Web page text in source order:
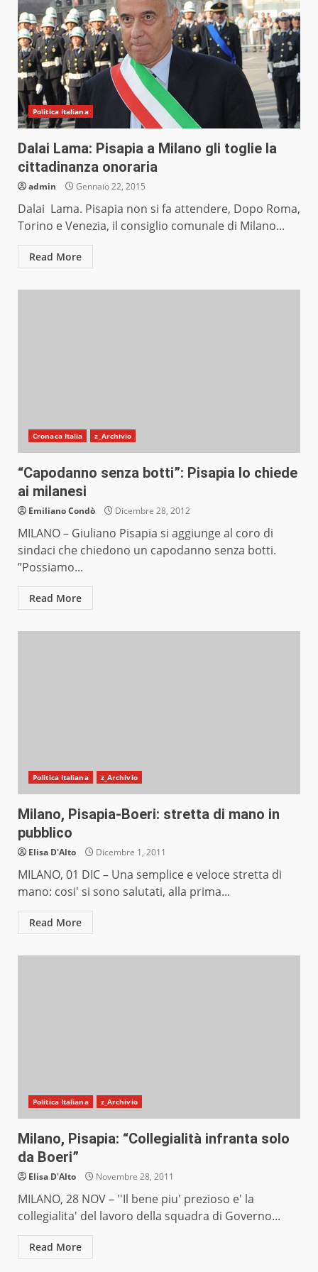
Politica Italiana
Dalai Lama: Pisapia a Milano gli toglie la
cittadinanza onoraria
admin Gennaio 22, 2015
Dalai Lama. Pisapia non si fa attendere, Dopo Roma,
Torino e Venezia, il consiglio comunale di Milano...
Read More
Cronaca Italia z_Archivio
“Capodanno senza botti”: Pisapia lo chiede
ai milanesi
Emiliano Condò Dicembre 28, 2012
MILANO – Giuliano Pisapia si aggiunge al coro di
sindaci che chiedono un capodanno senza botti.
”Possiamo...
Read More
Politica Italiana z_Archivio
Milano, Pisapia-Boeri: stretta di mano in
pubblico
Elisa D'Alto Dicembre 1, 2011
MILANO, 01 DIC – Una semplice e veloce stretta di
mano: cosi' si sono salutati, alla prima...
Read More
Politica Italiana z_Archivio
Milano, Pisapia: “Collegialità infranta solo
da Boeri”
Elisa D'Alto Novembre 28, 2011
MILANO, 28 NOV – ''Il bene piu' prezioso e' la
collegialita' del lavoro della squadra di Governo...
Read More